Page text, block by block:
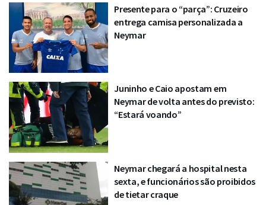
Presente para o “parça”: Cruzeiro
entrega camisa personalizada a
Neymar
Juninho e Caio apostam em
Neymar de volta antes do previsto:
“Estará voando”
Neymar chegará a hospital nesta
sexta, e funcionários são proibidos
de tietar craque